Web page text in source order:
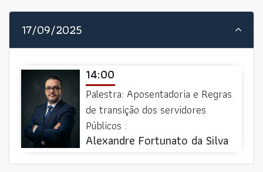
17/09/2025
14:00
Palestra: Aposentadoria e Regras
de transição dos servidores
Públicos :
Alexandre Fortunato da Silva